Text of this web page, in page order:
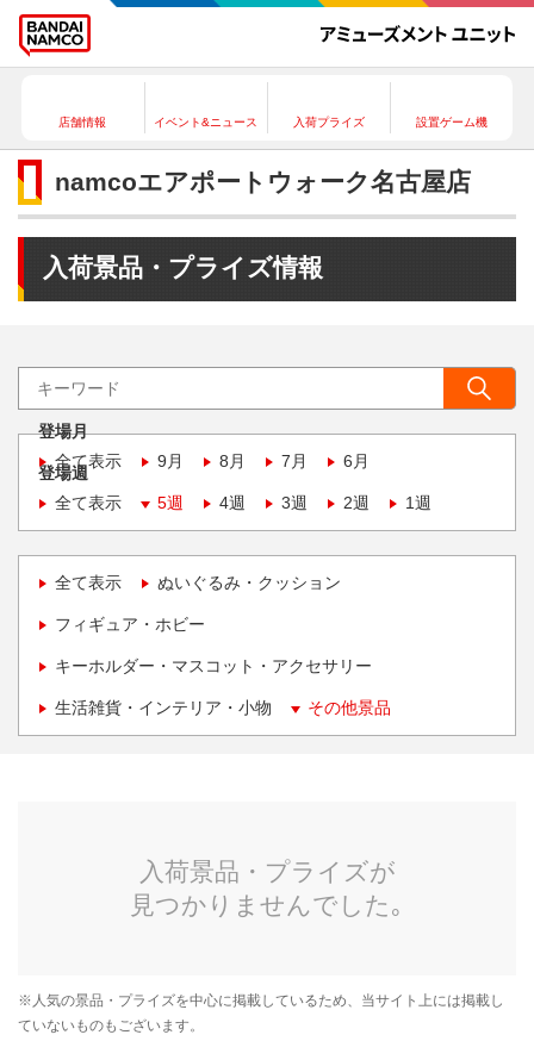
店舗情報 イベント&ニュース 入荷プライズ 設置ゲーム機
namcoエアポートウォーク名古屋店
入荷景品・プライズ情報
登場月
全て表示
9月 8月 7月 6月
登場週
全て表示
5週 4週 3週 2週 1週
全て表示 ぬいぐるみ・クッション
フィギュア・ホビー
キーホルダー・マスコット・アクセサリー
生活雑貨・インテリア・小物 その他景品